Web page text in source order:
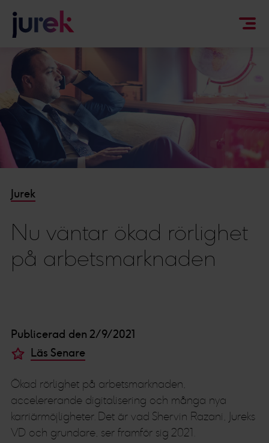
Jurek
Nu väntar ökad rörlighet
på arbetsmarknaden
Publicerad den 2/9/2021
Läs Senare
Ökad rörlighet på arbetsmarknaden,
accelererande digitalisering och många nya
karriärmöjligheter. Det är vad Shervin Razani, Jureks
VD och grundare, ser framför sig 2021.